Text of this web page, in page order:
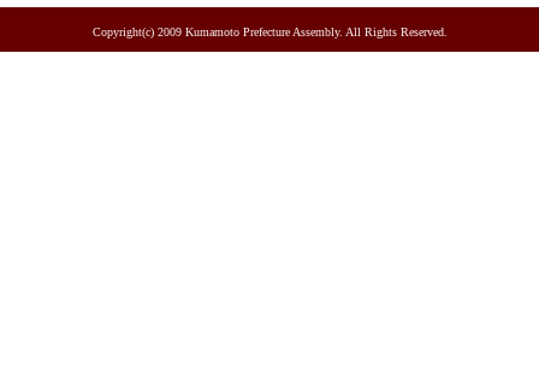
Copyright(c) 2009 Kumamoto Prefecture Assembly. All Rights Reserved.